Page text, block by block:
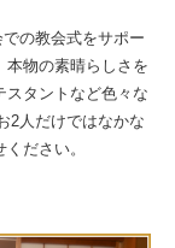
の教会式をサポー
本物の素晴らしさを
スタントなど色々な
2人だけではなかな
ださい。